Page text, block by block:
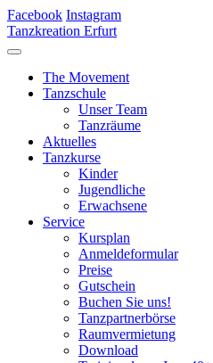
Facebook Instagram
Tanzkreation Erfurt
The Movement
Tanzschule
Unser Team
Tanzräume
Aktuelles
Tanzkurse
Kinder
Jugendliche
Erwachsene
Service
Kursplan
Anmeldeformular
Preise
Gutschein
Buchen Sie uns!
Tanzpartnerbörse
Raumvermietung
Download